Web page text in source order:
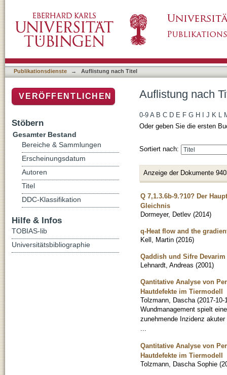
Publikationsdienste → Auflistung nach Titel
Auflistung nach
0-9 A B C D E F G H J K L
Oder geben Sie die ersten
Sortiert nach:
Anzeige der Dokumente
Q 7,1.3.6b-9.?10? Der
Gleichnis
Dormeyer, Detlev (2014)
q-Heat flow and the
Kell, Martin (2016)
Qaddish und Sifre
Lehnardt, Andreas (2001)
Qantitative Analyse von
Hautdefekte im Tiermodell
Tolzmann, Dascha (2017-10-
Wundmanagement spielt
zunehmende Inzidenz
Qantitative Analyse von
Hautdefekte im Tiermodell
Tolzmann, Dascha Sophie (
VERÖFFENTLICHEN
Stöbern
Gesamter Bestand
Bereiche & Sammlungen
Erscheinungsdatum
Autoren
Titel
DDC-Klassifikation
Hilfe & Infos
TOBIAS-lib
Universitätsbibliographie